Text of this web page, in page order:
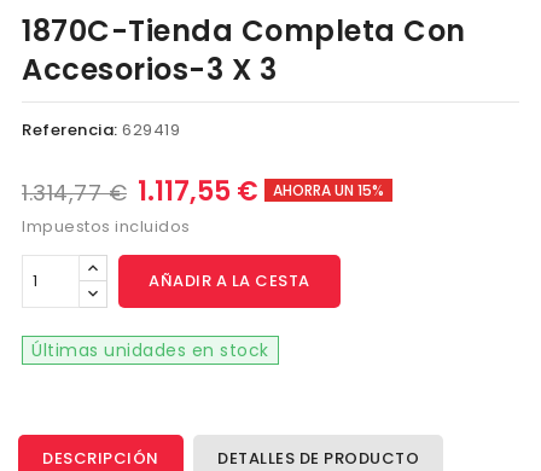
1870C-Tienda Completa Con
Accesorios-3 X 3
Referencia: 629419
1.314,77 € 1.117,55 € AHORRA UN 15%
Impuestos incluidos
AÑADIR A LA CESTA
Últimas unidades en stock
DESCRIPCIÓN DETALLES DE PRODUCTO